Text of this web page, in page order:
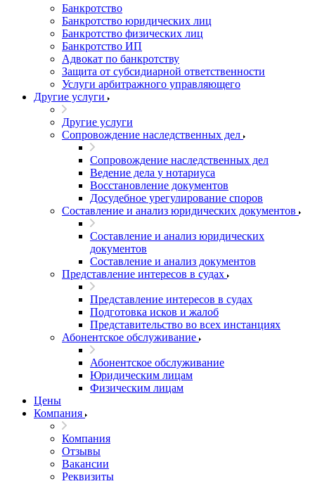
Банкротство
Банкротство юридических лиц
Банкротство физических лиц
Банкротство ИП
Адвокат по банкротству
Защита от субсидиарной ответственности
Услуги арбитражного управляющего
Другие услуги
Другие услуги
Сопровождение наследственных дел
Сопровождение наследственных дел
Ведение дела у нотариуса
Восстановление документов
Досудебное урегулирование споров
Составление и анализ юридических документов
Составление и анализ юридических
документов
Составление и анализ документов
Представление интересов в судах
Представление интересов в судах
Подготовка исков и жалоб
Представительство во всех инстанциях
Абонентское обслуживание
Абонентское обслуживание
Юридическим лицам
Физическим лицам
Цены
Компания
Компания
Отзывы
Вакансии
Реквизиты